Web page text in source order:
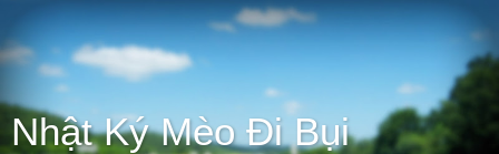
Nhật Ký Mèo Đi Bụi